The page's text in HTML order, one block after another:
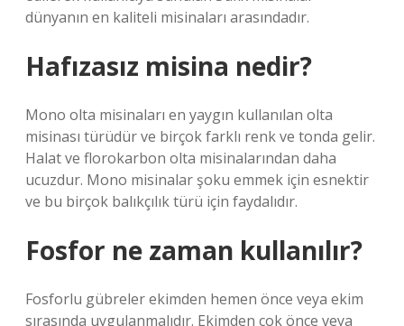
dünyanın en kaliteli misinaları arasındadır.
Hafızasız misina nedir?
Mono olta misinaları en yaygın kullanılan olta
misinası türüdür ve birçok farklı renk ve tonda gelir.
Halat ve florokarbon olta misinalarından daha
ucuzdur. Mono misinalar şoku emmek için esnektir
ve bu birçok balıkçılık türü için faydalıdır.
Fosfor ne zaman kullanılır?
Fosforlu gübreler ekimden hemen önce veya ekim
sırasında uygulanmalıdır. Ekimden çok önce veya